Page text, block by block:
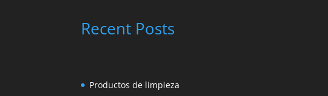
Recent Posts
Productos de limpieza